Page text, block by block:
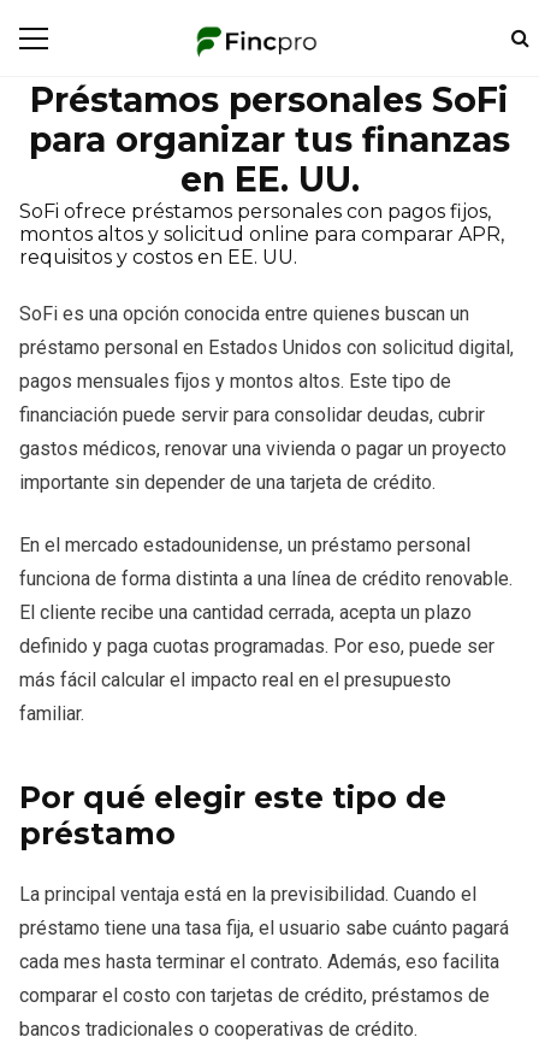
Préstamos personales SoFi
para organizar tus finanzas
en EE. UU.
SoFi ofrece préstamos personales con pagos fijos,
montos altos y solicitud online para comparar APR,
requisitos y costos en EE. UU.
SoFi es una opción conocida entre quienes buscan un
préstamo personal en Estados Unidos con solicitud digital,
pagos mensuales fijos y montos altos. Este tipo de
financiación puede servir para consolidar deudas, cubrir
gastos médicos, renovar una vivienda o pagar un proyecto
importante sin depender de una tarjeta de crédito.
En el mercado estadounidense, un préstamo personal
funciona de forma distinta a una línea de crédito renovable.
El cliente recibe una cantidad cerrada, acepta un plazo
definido y paga cuotas programadas. Por eso, puede ser
más fácil calcular el impacto real en el presupuesto
familiar.
Por qué elegir este tipo de
préstamo
La principal ventaja está en la previsibilidad. Cuando el
préstamo tiene una tasa fija, el usuario sabe cuánto pagará
cada mes hasta terminar el contrato. Además, eso facilita
comparar el costo con tarjetas de crédito, préstamos de
bancos tradicionales o cooperativas de crédito.